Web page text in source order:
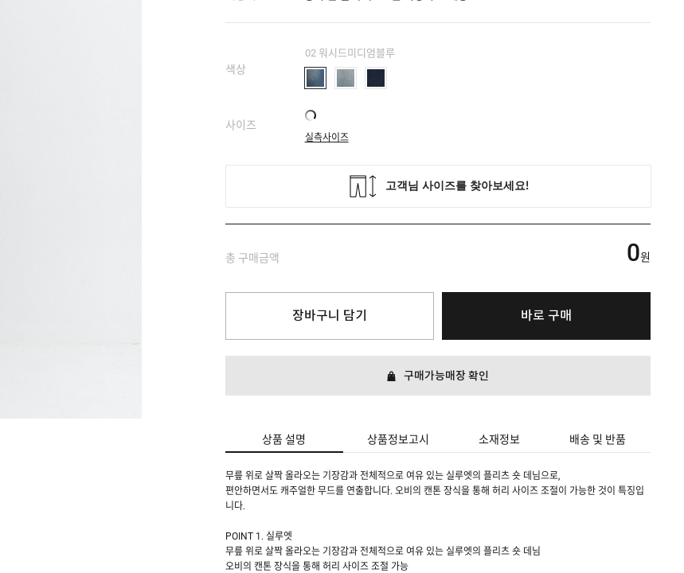
색상
02 워시드미디엄블루
사이즈
실측사이즈
총 구매금액 0원
장바구니 담기 바로 구매
구매가능매장 확인
상품 설명 상품정보고시 소재정보 배송 및 반품
무릎 위로 살짝 올라오는 기장감과 전체적으로 여유 있는 실루엣의 플리츠 숏 데님으로,
편안하면서도 캐주얼한 무드를 연출합니다. 오비의 캔톤 장식을 통해 허리 사이즈 조절이 가능한 것이 특징입
니다.
POINT 1. 실루엣
무릎 위로 살짝 올라오는 기장감과 전체적으로 여유 있는 실루엣의 플리츠 숏 데님
오비의 캔톤 장식을 통해 허리 사이즈 조절 가능